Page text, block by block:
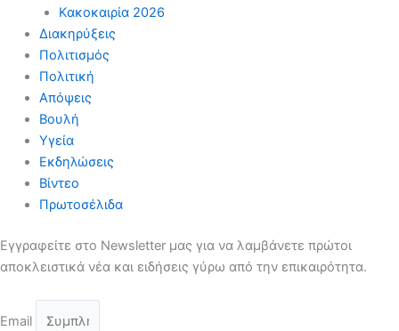
Κακοκαιρία 2026
Διακηρύξεις
Πολιτισμός
Πολιτική
Απόψεις
Βουλή
Υγεία
Εκδηλώσεις
Βίντεο
Πρωτοσέλιδα
Εγγραφείτε στο Newsletter μας για να λαμβάνετε πρώτοι
αποκλειστικά νέα και ειδήσεις γύρω από την επικαιρότητα.
Email